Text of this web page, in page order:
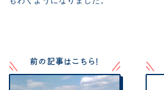
前の記事はこちら！